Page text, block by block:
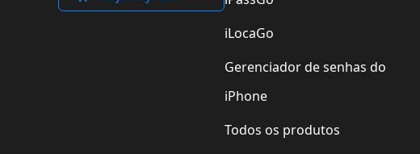
iLocaGo
Gerenciador de senhas do
iPhone
Todos os produtos